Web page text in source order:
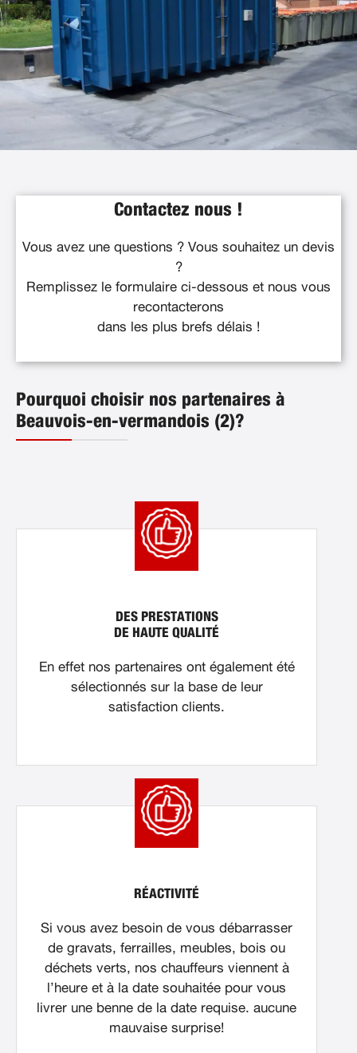
Contactez nous !
Vous avez une questions ? Vous souhaitez un devis
?
Remplissez le formulaire ci-dessous et nous vous
recontacterons
dans les plus brefs délais !
Pourquoi choisir nos partenaires à
Beauvois-en-vermandois (2)?
DES PRESTATIONS
DE HAUTE QUALITÉ
En effet nos partenaires ont également été
sélectionnés sur la base de leur
satisfaction clients.
RÉACTIVITÉ
Si vous avez besoin de vous débarrasser
de gravats, ferrailles, meubles, bois ou
déchets verts, nos chauffeurs viennent à
l’heure et à la date souhaitée pour vous
livrer une benne de la date requise. aucune
mauvaise surprise!